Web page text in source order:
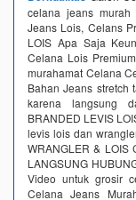
celana jeans
Jeans Lois, Celans
LOIS Apa Saja
Celana Lois
murahamat Celana
Bahan Jeans stretch
karena langsung
BRANDED LEVIS
levis lois dan
WRANGLER & LOIS
LANGSUNG
Video untuk grosir
Celana Jeans